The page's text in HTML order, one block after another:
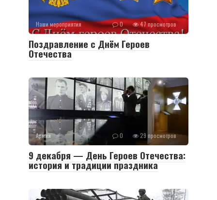
Наши мероприятия 0 47 просмотров
Поздравление с Днём Героев
Отечества
Армия 0 29 просмотров
9 декабря — День Героев Отечества:
история и традиции праздника